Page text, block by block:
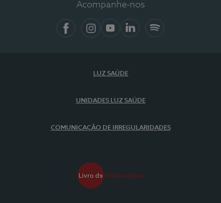
Acompanhe-nos
LUZ SAÚDE
UNIDADES LUZ SAÚDE
COMUNICAÇÃO DE IRREGULARIDADES